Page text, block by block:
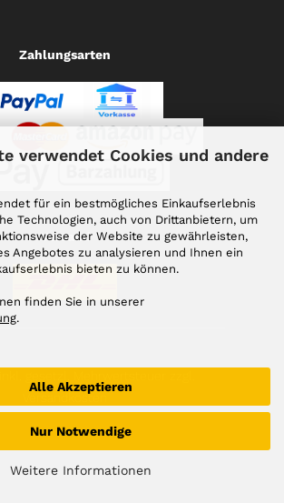
verwendet Cookies und andere
für ein bestmögliches Einkaufserlebnis
Technologien, auch von Drittanbietern, um
der Website zu gewährleisten,
Angebotes zu analysieren und Ihnen ein
bieten zu können.
finden Sie in unserer
.
Alle Akzeptieren
Nur Notwendige
Weitere Informationen
Zahlungsarten
Versand
Versandkosten